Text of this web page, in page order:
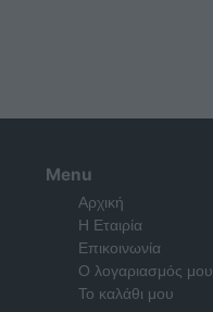
Menu
Αρχική
Η Εταιρία
Επικοινωνία
Ο λογαριασμός μου
Το καλάθι μου